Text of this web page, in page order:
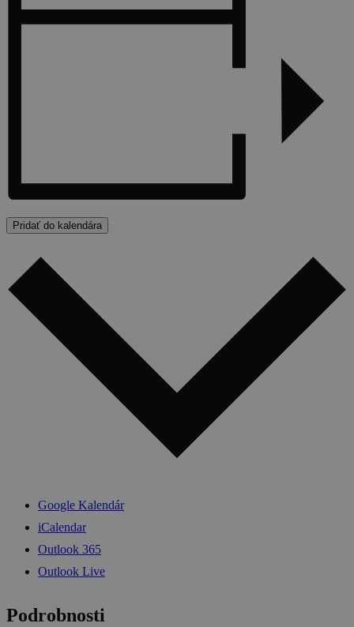
Pridať do kalendára
Google Kalendár
iCalendar
Outlook 365
Outlook Live
Podrobnosti